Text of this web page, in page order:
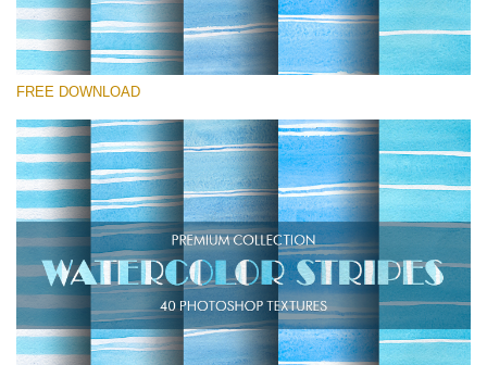
Please select
Small 800*533px
Stripes Watercolor
(25 Textures)
Large 6000*4000px
Entire Collection
(1783 Overlays)
FREE DOWNLOAD